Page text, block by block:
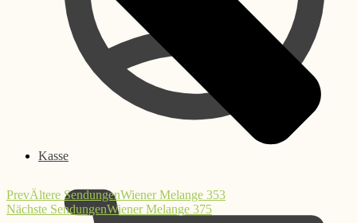
Kasse
PrevÄltere SendungenWiener Melange 353
Nächste SendungenWiener Melange 375